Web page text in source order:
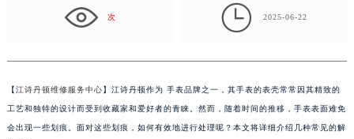
次  2025-06-22
【江诗丹顿维修服务中心】江诗丹顿作为 手表品牌之一，其手表的表壳常常因其精致的
工艺和独特的设计而受到收藏家和爱好者的青睐。然而，随着时间的推移，手表表面难免
会出现一些划痕。面对这些划痕，如何有效地进行处理呢？本文将详细介绍几种常见的解